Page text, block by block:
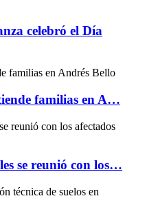
celebró el Día
familias en A…
se reunió con los…